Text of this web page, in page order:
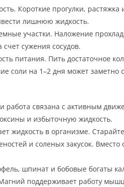
Короткие прогулки,
лишнюю жидкость.
участки. Наложение
сужения сосудов.
питания. Пить достаточное
соли на 1–2 дня может заметно
работа связана с активным
и избыточную жидкость.
жидкость в организме.
и соленых закусок.
шпинат и бобовые богаты
поддерживает работу